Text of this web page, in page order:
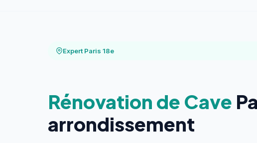
Expert Paris 18e
Rénovation de Cave
arrondissement